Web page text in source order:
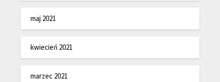
maj 2021
kwiecień 2021
marzec 2021